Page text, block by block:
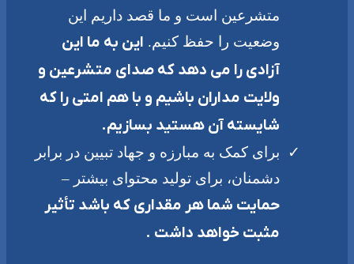
متشرعین است و ما قصد داریم این
وضعیت را حفظ کنیم. این به ما این
آزادی را می دهد که صدای متشرعین و
ولایت مداران باشیم و با هم امتی را که
شایسته آن هستید بسازیم.
برای کمک به مبارزه و جهاد تبیین در برابر
دشمنان، برای تولید محتوای بیشتر –
حمایت شما هر مقداری که باشد تأثیر
مثبت خواهد داشت .